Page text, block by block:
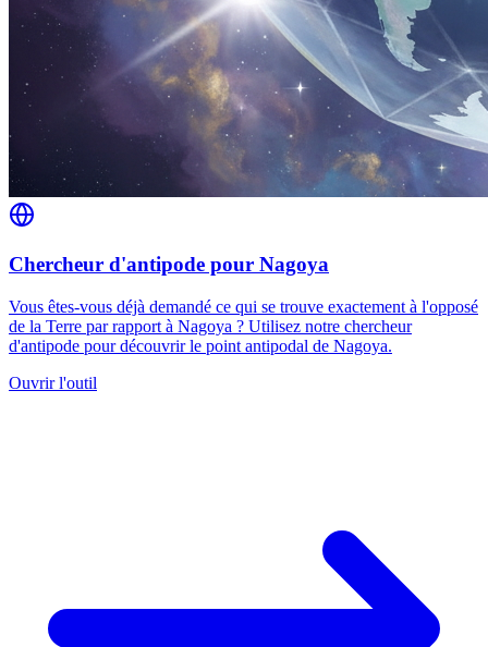
Chercheur d'antipode pour Nagoya
Vous êtes-vous déjà demandé ce qui se trouve exactement à l'opposé
de la Terre par rapport à Nagoya ? Utilisez notre chercheur
d'antipode pour découvrir le point antipodal de Nagoya.
Ouvrir l'outil